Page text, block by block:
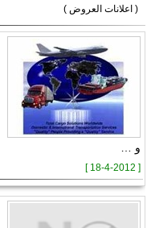
( اعلانات العروض )
و …
[ 18-4-2012 ]